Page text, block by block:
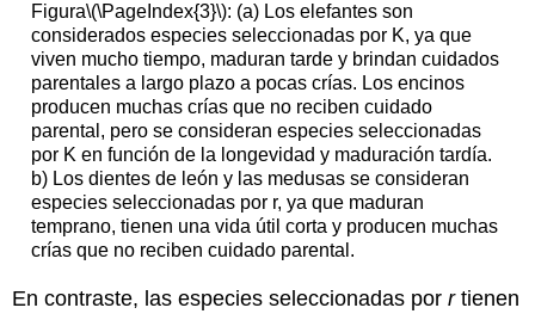
Figura\(\PageIndex{3}\): (a) Los elefantes son
considerados especies seleccionadas por K, ya que
viven mucho tiempo, maduran tarde y brindan cuidados
parentales a largo plazo a pocas crías. Los encinos
producen muchas crías que no reciben cuidado
parental, pero se consideran especies seleccionadas
por K en función de la longevidad y maduración tardía.
b) Los dientes de león y las medusas se consideran
especies seleccionadas por r, ya que maduran
temprano, tienen una vida útil corta y producen muchas
crías que no reciben cuidado parental.
En contraste, las especies seleccionadas porrtienen